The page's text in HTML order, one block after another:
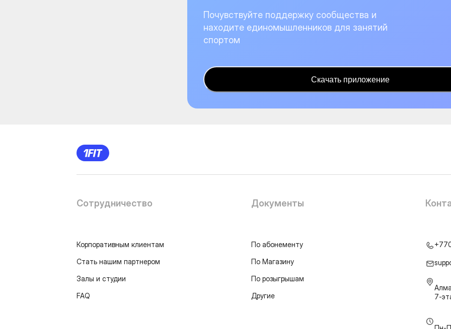
Почувствуйте поддержку сообщества и
находите единомышленников для занятий
спортом
Скачать приложение
Сотрудничество
Корпоративным клиентам
Стать нашим партнером
Залы и студии
FAQ
Документы
По абонементу
По Магазину
По розыгрышам
Другие
7-